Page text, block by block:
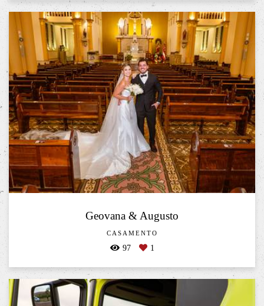
Geovana & Augusto
CASAMENTO
97 1